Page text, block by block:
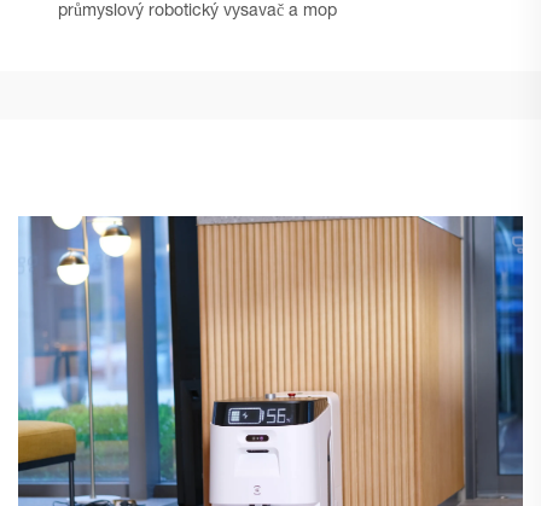
průmyslový robotický vysavač a mop